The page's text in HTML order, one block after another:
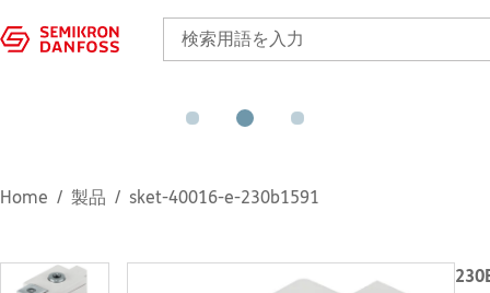
Home 製品 sket-40016-e-230b1591